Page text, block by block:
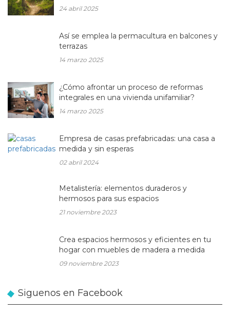
24 abril 2025
Así se emplea la permacultura en balcones y
terrazas
14 marzo 2025
¿Cómo afrontar un proceso de reformas
integrales en una vivienda unifamiliar?
14 marzo 2025
Empresa de casas prefabricadas: una casa a
medida y sin esperas
02 abril 2024
Metalistería: elementos duraderos y
hermosos para sus espacios
21 noviembre 2023
Crea espacios hermosos y eficientes en tu
hogar con muebles de madera a medida
09 noviembre 2023
Siguenos en Facebook